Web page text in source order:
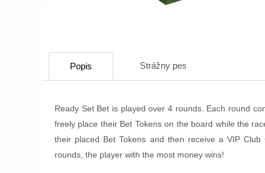
Popis Strážny pes
Ready Set Bet is played over 4 rounds. Each round
freely place their Bet Tokens on the board while the
their placed Bet Tokens and then receive a VIP
rounds, the player with the most money wins!